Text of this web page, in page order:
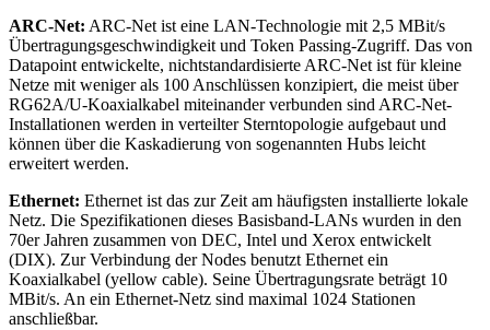
ARC-Net: ARC-Net ist eine LAN-Technologie mit 2,5 MBit/s
Übertragungsgeschwindigkeit und Token Passing-Zugriff. Das von
Datapoint entwickelte, nichtstandardisierte ARC-Net ist für kleine
Netze mit weniger als 100 Anschlüssen konzipiert, die meist über
RG62A/U-Koaxialkabel miteinander verbunden sind ARC-Net-
Installationen werden in verteilter Sterntopologie aufgebaut und
können über die Kaskadierung von sogenannten Hubs leicht
erweitert werden.
Ethernet: Ethernet ist das zur Zeit am häufigsten installierte lokale
Netz. Die Spezifikationen dieses Basisband-LANs wurden in den
70er Jahren zusammen von DEC, Intel und Xerox entwickelt
(DIX). Zur Verbindung der Nodes benutzt Ethernet ein
Koaxialkabel (yellow cable). Seine Übertragungsrate beträgt 10
MBit/s. An ein Ethernet-Netz sind maximal 1024 Stationen
anschließbar.